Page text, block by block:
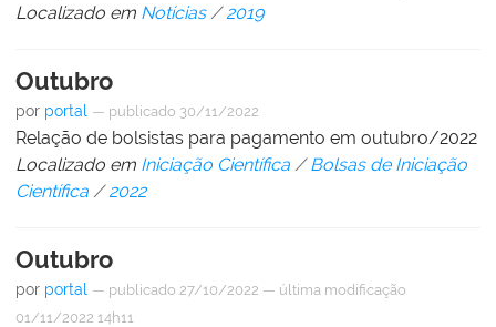
Localizado em Notícias /2019
Outubro
por portal — publicado 30/11/2022
Relação de bolsistas para pagamento em outubro/2022
Localizado em Iniciação Científica /Bolsas de Iniciação
Científica /2022
Outubro
por portal — publicado 27/10/2022 — última modificação
01/11/2022 14h11